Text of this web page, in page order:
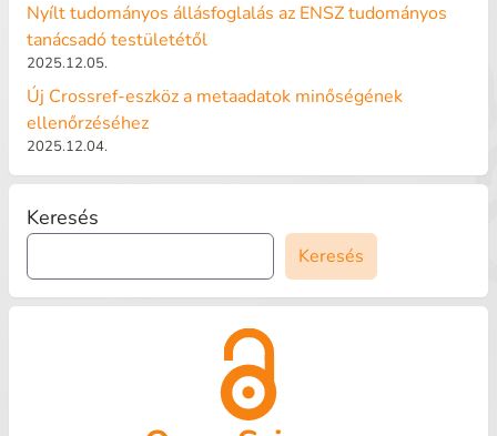
Nyílt tudományos állásfoglalás az ENSZ tudományos
tanácsadó testületétől
2025.12.05.
Új Crossref-eszköz a metaadatok minőségének
ellenőrzéséhez
2025.12.04.
Keresés
Keresés